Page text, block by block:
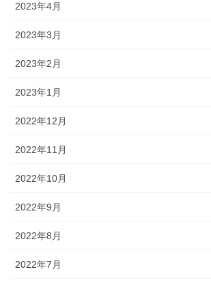
2023年4月
2023年3月
2023年2月
2023年1月
2022年12月
2022年11月
2022年10月
2022年9月
2022年8月
2022年7月